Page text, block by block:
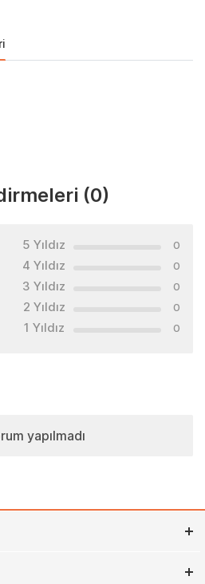
(0)
5 Yıldız 0
4 Yıldız 0
3 Yıldız 0
2 Yıldız 0
1 Yıldız 0
yapılmadı